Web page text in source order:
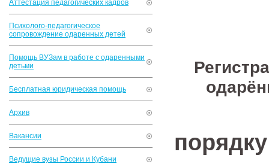
Аттестация педагогических кадров
Психолого-педагогическое
сопровождение одаренных детей
Помощь ВУЗам в работе с одаренными
детьми
Бесплатная юридическая помощь
Архив
Вакансии
Ведущие вузы России и Кубани